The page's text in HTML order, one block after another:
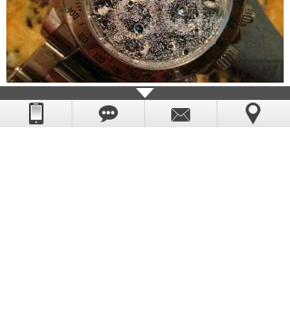
上一篇：
石英表换过电池后很快就不走了？......